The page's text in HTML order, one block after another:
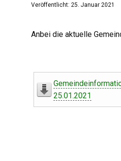
Veröffentlicht: 25. Januar 2021
Anbei die aktuelle
25.01.2021